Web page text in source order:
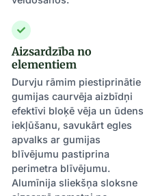
Aizsardzība no
elementiem
Durvju rāmim piestiprinātie
gumijas caurvēja aizbīdņi
efektīvi bloķē vēja un ūdens
iekļūšanu, savukārt egles
apvalks ar gumijas
blīvējumu pastiprina
perimetra blīvējumu.
Alumīnija sliekšņa sloksne